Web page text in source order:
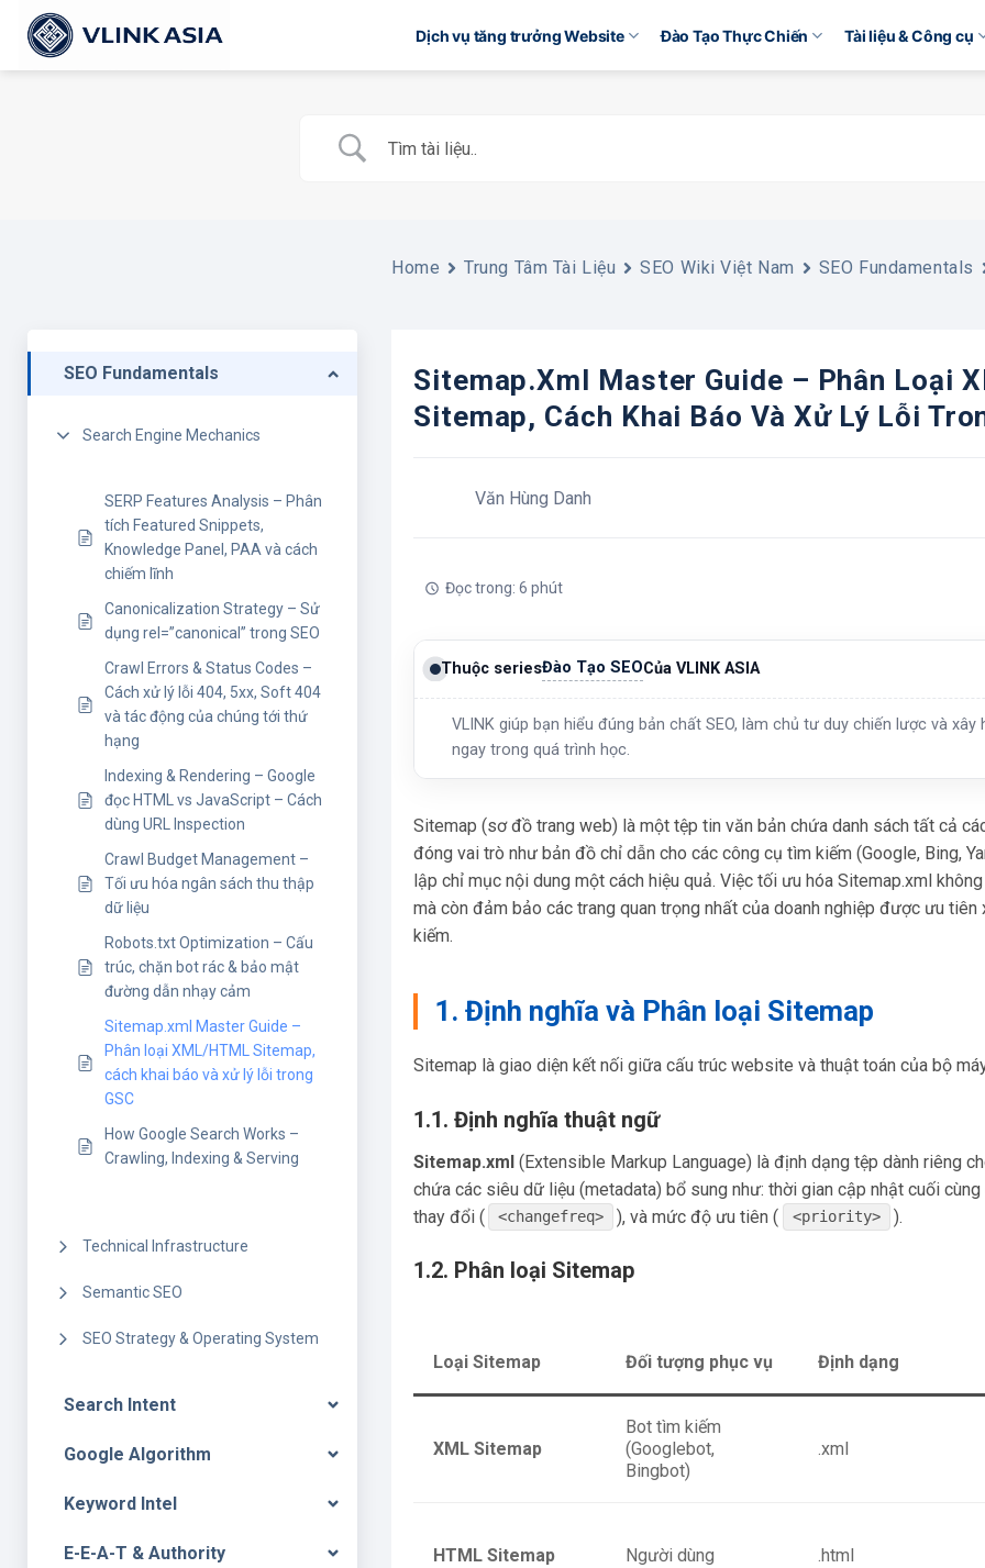
qua
nội
Dịch vụ tăng trưởng Website Đào Tạo Thực Chiến Tài liệu & Công cụ
SEO Fundamentals
Search Engine Mechanics
SERP Features Analysis – Phân
tích Featured Snippets,
Knowledge Panel, PAA và cách
chiếm lĩnh
Canonicalization Strategy – Sử
dụng rel=”canonical” trong SEO
Crawl Errors & Status Codes –
Cách xử lý lỗi 404, 5xx, Soft 404
và tác động của chúng tới thứ
hạng
Indexing & Rendering – Google
đọc HTML vs JavaScript – Cách
dùng URL Inspection
Crawl Budget Management –
Tối ưu hóa ngân sách thu thập
dữ liệu
Robots.txt Optimization – Cấu
trúc, chặn bot rác & bảo mật
đường dẫn nhạy cảm
Sitemap.xml Master Guide –
Phân loại XML/HTML Sitemap,
cách khai báo và xử lý lỗi trong
GSC
How Google Search Works –
Crawling, Indexing & Serving
Technical Infrastructure
Semantic SEO
SEO Strategy & Operating System
Search Intent
Google Algorithm
Keyword Intel
E-E-A-T & Authority
Home Trung Tâm Tài Liệu SEO Wiki Việt Nam SEO Fundamentals
Sitemap.xml Master Guide – Phân Loại
Sitemap, Cách Khai Báo Và Xử Lý Lỗi
Văn Hùng Danh
Đọc trong: 6 phút
Thuộc seriesĐào Tạo SEOCủa VLINK ASIA
VLINK giúp bạn hiểu đúng bản chất SEO, làm chủ tư duy chiến lược và
ngay trong quá trình học.
Sitemap (sơ đồ trang web) là một tệp tin văn bản chứa danh sách tất cả
đóng vai trò như bản đồ chỉ dẫn cho các công cụ tìm kiếm (Google, Bing,
lập chỉ mục nội dung một cách hiệu quả. Việc tối ưu hóa Sitemap.xml
mà còn đảm bảo các trang quan trọng nhất của doanh nghiệp được ưu tiên
kiếm.
1. Định nghĩa và Phân loại Sitemap
Sitemap là giao diện kết nối giữa cấu trúc website và thuật toán của bộ
1.1. Định nghĩa thuật ngữ
Sitemap.xml(Extensible Markup Language) là định dạng tệp dành riêng
chứa các siêu dữ liệu (metadata) bổ sung như: thời gian cập nhật cuối cùng
thay đổi (
<changefreq> ), và mức độ ưu tiên ( <priority> ).
1.2. Phân loại Sitemap
Loại Sitemap Đối tượng phục vụ Định dạng
XML Sitemap
Bot tìm kiếm
(Googlebot,
Bingbot)
.xml
HTML Sitemap Người dùng .html